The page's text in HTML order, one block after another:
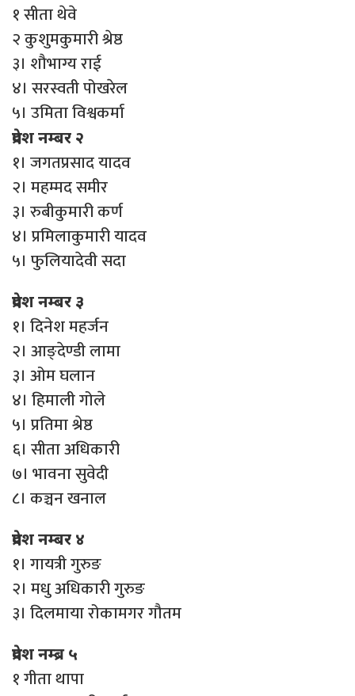
१ सीता थेवे
२ कुशुमकुमारी श्रेष्ठ
३। शौभाग्य राई
४। सरस्वती पोखरेल
५। उमिता विश्वकर्मा
प्रदेश नम्बर २
१। जगतप्रसाद यादव
२। महम्मद समीर
३। रुबीकुमारी कर्ण
४। प्रमिलाकुमारी यादव
५। फुलियादेवी सदा
प्रदेश नम्बर ३
१। दिनेश महर्जन
२। आङ्देण्डी लामा
३। ओम घलान
४। हिमाली गोले
५। प्रतिमा श्रेष्ठ
६। सीता अधिकारी
७। भावना सुवेदी
८। कञ्चन खनाल
प्रदेश नम्बर ४
१। गायत्री गुरुङ
२। मधु अधिकारी गुरुङ
३। दिलमाया रोकामगर गौतम
प्रदेश नम्ब्र ५
१ गीता थापा